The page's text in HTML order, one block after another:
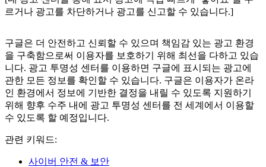
르거나 광고를 차단하거나 광고를 신고할 수 있습니다.]
구글은 더 안전하고 신뢰할 수 있으며 책임감 있는 광고 환경
을 구축함으로써 이용자를 보호하기 위해 최선을 다하고 있습
니다. 광고 투명성 센터를 이용하면 구글에 표시되는 광고에
관한 모든 정보를 확인할 수 있습니다. 구글은 이용자가 온라
인 환경에서 정보에 기반한 결정을 내릴 수 있도록 지원하기
위해 향후 수주 내에 광고 투명성 센터를 전 세계에서 이용할
수 있도록 할 예정입니다.
관련 키워드:
사이버 안전 & 보안